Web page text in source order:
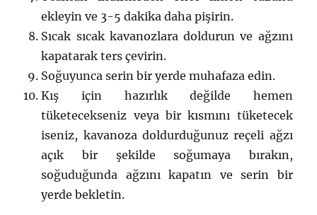
ekleyin ve 3-5 dakika daha pişirin.
Sıcak sıcak kavanozlara doldurun ve ağzını
kapatarak ters çevirin.
Soğuyunca serin bir yerde muhafaza edin.
Kış için hazırlık değilde hemen
tüketecekseniz veya bir kısmını tüketecek
iseniz, kavanoza doldurduğunuz reçeli ağzı
açık bir şekilde soğumaya bırakın,
soğuduğunda ağzını kapatın ve serin bir
yerde bekletin.